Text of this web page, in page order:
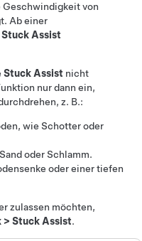
Geschwindigkeit von
Ab einer
Stuck Assist
Stuck Assist nicht
nur dann ein,
z. B.:
wie Schotter oder
oder Schlamm.
oder einer tiefen
zulassen möchten,
> Stuck Assist.